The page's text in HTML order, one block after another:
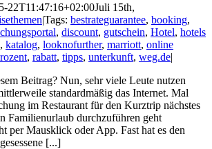
22T11:47:16+02:00Juli 15th,
|Tags: bestrateguarantee, booking,
, discount, gutschein, Hotel, hotels
, katalog, looknofurther, marriott, online
, rabatt, tipps, unterkunft, weg.de|
Beitrag? Nun, sehr viele Leute nutzen
standardmäßig das Internet. Mal
im Restaurant für den Kurztrip nächstes
Familienurlaub durchzuführen geht
per Mausklick oder App. Fast hat es den
[...]